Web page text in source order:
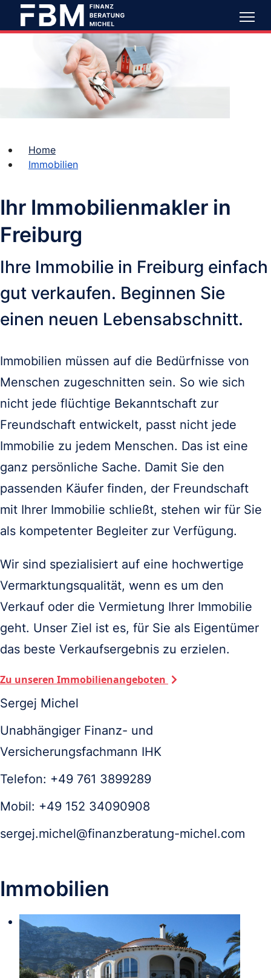
Home
Immobilien
Ihr Immobilienmakler in
Freiburg
Ihre Immobilie in Freiburg einfach
gut verkaufen. Beginnen Sie
einen neuen Lebensabschnitt.
Immobilien müssen auf die Bedürfnisse von
Menschen zugeschnitten sein. So wie sich
nicht jede flüchtige Bekanntschaft zur
Freundschaft entwickelt, passt nicht jede
Immobilie zu jedem Menschen. Das ist eine
ganz persönliche Sache. Damit Sie den
passenden Käufer finden, der Freundschaft
mit Ihrer Immobilie schließt, stehen wir für Sie
als kompetenter Begleiter zur Verfügung.
Wir sind spezialisiert auf eine hochwertige
Vermarktungsqualität, wenn es um den
Verkauf oder die Vermietung Ihrer Immobilie
geht. Unser Ziel ist es, für Sie als Eigentümer
das beste Verkaufsergebnis zu erzielen.
Zu unseren Immobilienangeboten
Sergej Michel
Unabhängiger Finanz- und
Versicherungsfachmann IHK
Telefon: +49 761 3899289
Mobil: +49 152 34090908
sergej.michel@finanzberatung-michel.com
Immobilien